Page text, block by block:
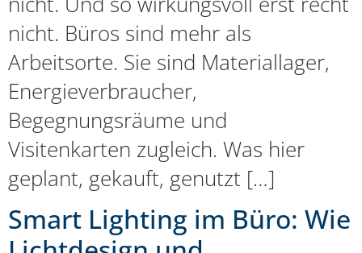
nicht. Büros sind mehr als
Arbeitsorte. Sie sind Materiallager,
Energieverbraucher,
Begegnungsräume und
Visitenkarten zugleich. Was hier
geplant, gekauft, genutzt […]
Smart Lighting im Büro: Wie